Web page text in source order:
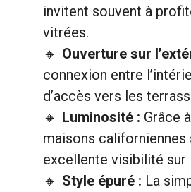
invitent souvent à
vitrées.
Ouverture sur
connexion entre
d’accès vers les
Luminosité : Grâce
maisons californiennes
excellente visibilité sur
Style épuré : La